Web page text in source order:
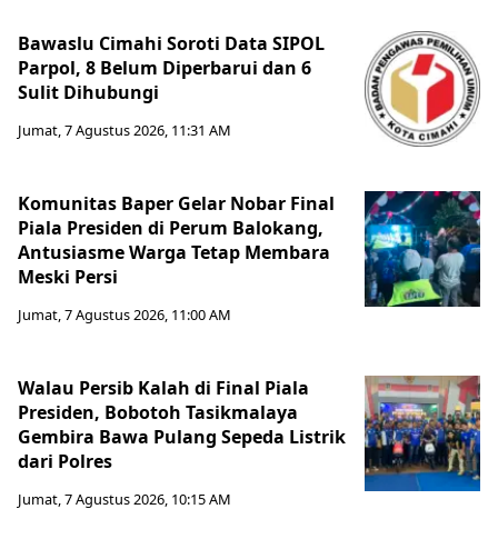
Bawaslu Cimahi Soroti Data SIPOL
Parpol, 8 Belum Diperbarui dan 6
Sulit Dihubungi
Jumat, 7 Agustus 2026, 11:31 AM
Komunitas Baper Gelar Nobar Final
Piala Presiden di Perum Balokang,
Antusiasme Warga Tetap Membara
Meski Persi
Jumat, 7 Agustus 2026, 11:00 AM
Walau Persib Kalah di Final Piala
Presiden, Bobotoh Tasikmalaya
Gembira Bawa Pulang Sepeda Listrik
dari Polres
Jumat, 7 Agustus 2026, 10:15 AM